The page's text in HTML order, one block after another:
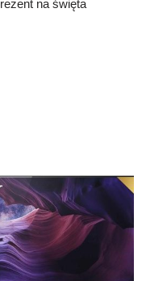
na święta